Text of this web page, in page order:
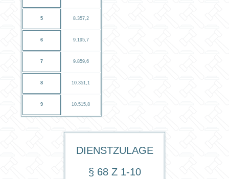
5 8.357,2
6 9.195,7
7 9.859,6
8 10.351,1
9 10.515,8
Dienstzulage
§ 68 Z 1-10